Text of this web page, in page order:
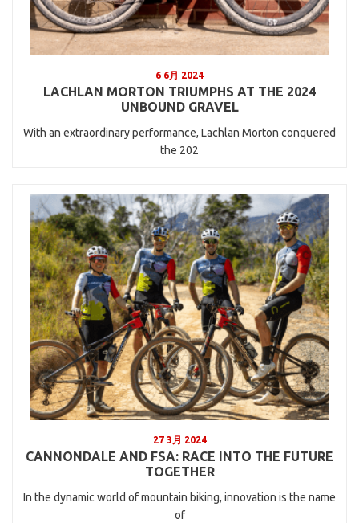
6 6月 2024
LACHLAN MORTON TRIUMPHS AT THE 2024
UNBOUND GRAVEL
With an extraordinary performance, Lachlan Morton conquered
the 202
27 3月 2024
CANNONDALE AND FSA: RACE INTO THE FUTURE
TOGETHER
In the dynamic world of mountain biking, innovation is the name
of